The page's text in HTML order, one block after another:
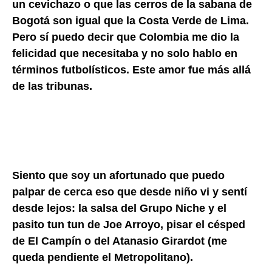
un cevichazo o que las cerros de la sabana de
Bogotá son igual que la Costa Verde de Lima.
Pero sí puedo decir que Colombia me dio la
felicidad que necesitaba y no solo hablo en
términos futbolísticos. Este amor fue más allá
de las tribunas.
Siento que soy un afortunado que puedo
palpar de cerca eso que desde niño vi y sentí
desde lejos: la salsa del Grupo Niche y el
pasito tun tun de Joe Arroyo, pisar el césped
de El Campín o del Atanasio Girardot (me
queda pendiente el Metropolitano).